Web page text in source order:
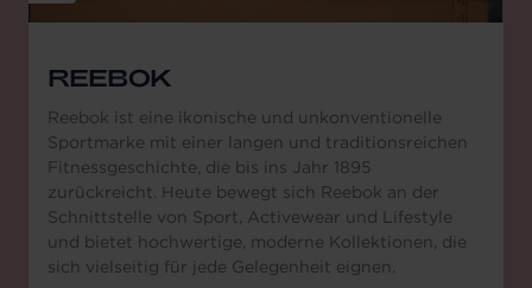
REEBOK
Reebok ist eine ikonische und unkonventionelle
Sportmarke mit einer langen und traditionsreichen
Fitnessgeschichte, die bis ins Jahr 1895
zurückreicht. Heute bewegt sich Reebok an der
Schnittstelle von Sport, Activewear und Lifestyle
und bietet hochwertige, moderne Kollektionen, die
sich vielseitig für jede Gelegenheit eignen.